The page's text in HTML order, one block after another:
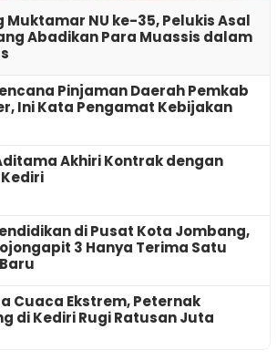
Muktamar NU ke-35, Pelukis Asal
Abadikan Para Muassis dalam
Pinjaman Daerah Pemkab
Ini Kata Pengamat Kebijakan
Akhiri Kontrak dengan
di Pusat Kota Jombang,
3 Hanya Terima Satu
Cuaca Ekstrem, Peternak
di Kediri Rugi Ratusan Juta